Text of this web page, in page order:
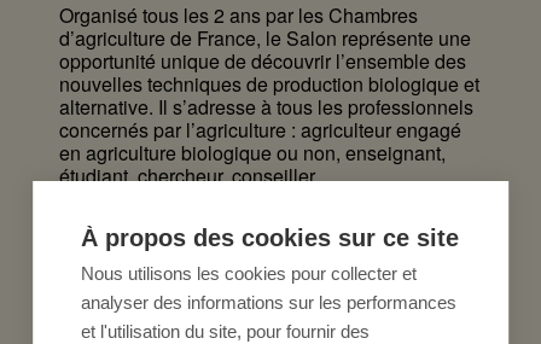
À propos des cookies sur ce site
Nous utilisons les cookies pour collecter et
analyser des informations sur les performances
et l'utilisation du site, pour fournir des
Organisé tous les 2 ans par les Chambres
d’agriculture de France, le Salon représente une
opportunité unique de découvrir l’ensemble des
nouvelles techniques de production biologique et
alternative. Il s’adresse à tous les professionnels
concernés par l’agriculture : agriculteur engagé
en agriculture biologique ou non, enseignant,
étudiant, chercheur, conseiller…
situé sur la zone Elevage. En tant que partenaire
de l’évènement, Biolait organise une
projection/débat « Et si l’élevage bio sauvait la
planète » le mercredi 18 septembre en salle 10, à
14h30; en présence de Michel Ragot